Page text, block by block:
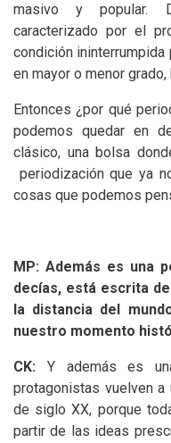
masivo y popular.
caracterizado por el
condición ininterrumpida
en mayor o menor
Entonces ¿por qué
podemos quedar en
clásico, una bolsa
periodización que ya
cosas que podemos
MP: Además es una
decías, está escrita
la distancia del
nuestro momento
CK: Y además es
protagonistas vuelven
de sigloXX, porque
partir de las ideas